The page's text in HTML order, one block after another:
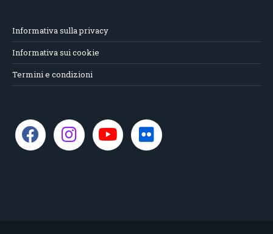
Informativa sulla privacy
Informativa sui cookie
Termini e condizioni